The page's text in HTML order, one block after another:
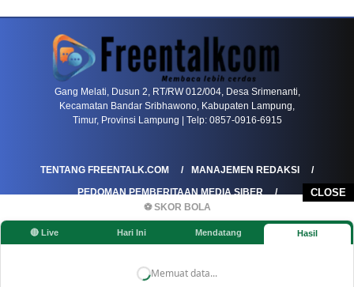
CLOSE
⚽ SKOR BOLA
🔴 Live Hari Ini Mendatang Hasil
Memuat data...
Gang Melati, Dusun 2, RT/RW 012/004, Desa Srimenanti,
Kecamatan Bandar Sribhawono, Kabupaten Lampung,
Timur, Provinsi Lampung | Telp: 0857-0916-6915
TENTANG FREENTALK.COM
MANAJEMEN REDAKSI
PEDOMAN PEMBERITAAN MEDIA SIBER
PEDOMAN PEMBERITAAN RAMAH ANAK
KOREKSI & KLARIFIKASI
KEBIJAKAN IKLAN / ADVERTORIAL